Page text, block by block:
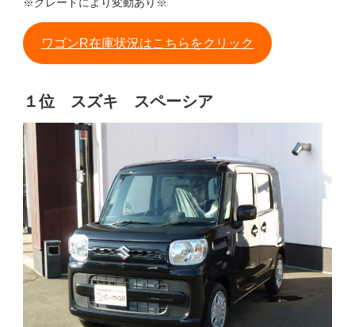
ワゴンR在庫状況はこちらをクリック
１位 スズキ スペーシア